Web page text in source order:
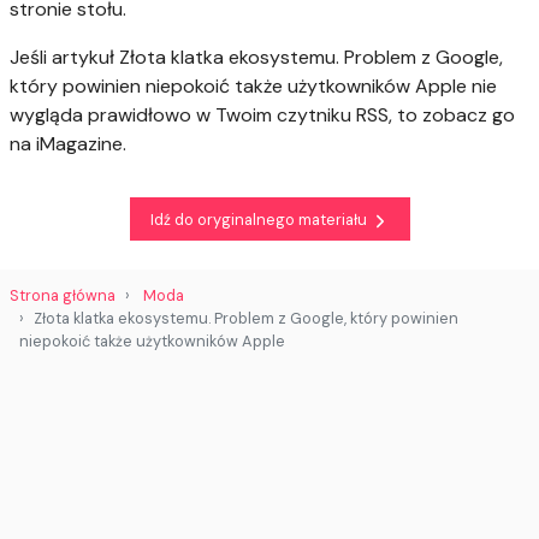
stronie stołu.
Jeśli artykuł Złota klatka ekosystemu. Problem z Google,
który powinien niepokoić także użytkowników Apple nie
wygląda prawidłowo w Twoim czytniku RSS, to zobacz go
na iMagazine.
Idź do oryginalnego materiału
Strona główna
Moda
Złota klatka ekosystemu. Problem z Google, który powinien
niepokoić także użytkowników Apple